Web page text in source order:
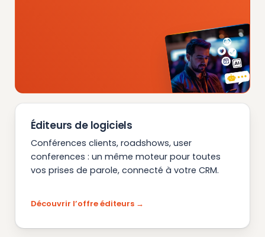
Éditeurs de logiciels
Conférences clients, roadshows, user
conferences : un même moteur pour toutes
vos prises de parole, connecté à votre CRM.
Découvrir l’offre éditeurs